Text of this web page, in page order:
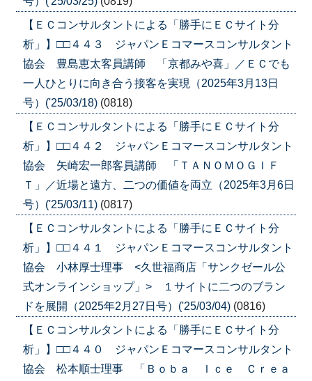
【ＥＣコンサルタントによる「勝手にＥＣサイト分
析」】□□４４３ ジャパンＥコマースコンサルタント
協会 豊島恵太客員講師 「京都みや喜」／ＥＣでも
一人ひとりに向き合う接客を実現（2025年3月13日
号）('25/03/18) (0818)
【ＥＣコンサルタントによる「勝手にＥＣサイト分
析」】□□４４２ ジャパンＥコマースコンサルタント
協会 矢崎宏一郎客員講師 「ＴＡＮＯＭＯＧＩＦ
Ｔ」／近場と遠方、二つの価値を両立（2025年3月6日
号）('25/03/11) (0817)
【ＥＣコンサルタントによる「勝手にＥＣサイト分
析」】□□４４１ ジャパンＥコマースコンサルタント
協会 小林厚士理事 <久世福商店「サンクゼール公
式オンラインショップ」> １サイトに二つのブラン
ドを展開（2025年2月27日号）('25/03/04) (0816)
【ＥＣコンサルタントによる「勝手にＥＣサイト分
析」】□□４４０ ジャパンＥコマースコンサルタント
協会 松本順士理事 「Ｂｏｂａ Ｉｃｅ Ｃｒｅａ